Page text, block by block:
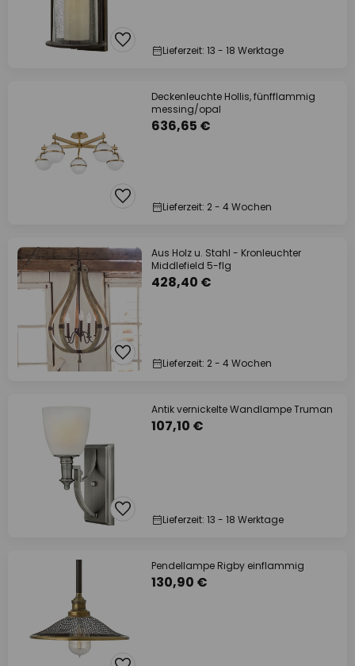
Lieferzeit: 13 - 18 Werktage
Deckenleuchte Hollis, fünfflammig
messing/opal
636,65 €
Lieferzeit: 2 - 4 Wochen
Aus Holz u. Stahl - Kronleuchter
Middlefield 5-flg
428,40 €
Lieferzeit: 2 - 4 Wochen
Antik vernickelte Wandlampe Truman
107,10 €
Lieferzeit: 13 - 18 Werktage
Pendellampe Rigby einflammig
130,90 €